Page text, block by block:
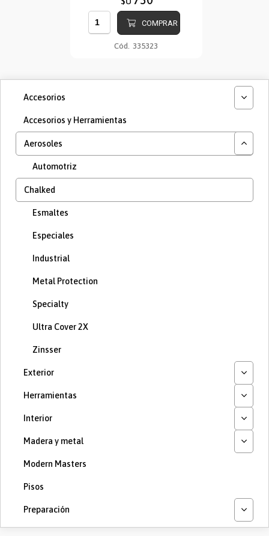
COMPRAR
Cód. 335323
Accesorios
Accesorios y Herramientas
Aerosoles
Automotriz
Chalked
Esmaltes
Especiales
Industrial
Metal Protection
Specialty
Ultra Cover 2X
Zinsser
Exterior
Herramientas
Interior
Madera y metal
Modern Masters
Pisos
Preparación